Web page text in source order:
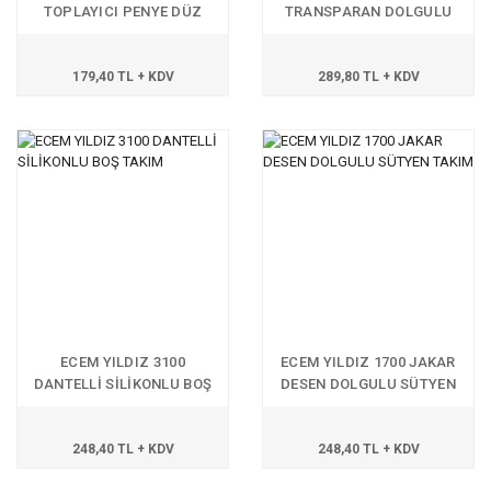
TOPLAYICI PENYE DÜZ
179,40 TL + KDV
TRANSPARAN DOLGULU
289,80 TL + KDV
ECEM YILDIZ 3100
DANTELLİ SİLİKONLU BOŞ
248,40 TL + KDV
ECEM YILDIZ 1700 JAKAR
DESEN DOLGULU SÜTYEN
248,40 TL + KDV